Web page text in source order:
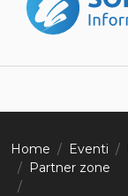
Home Eventi
Partner zone